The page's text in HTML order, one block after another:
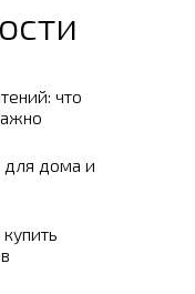
что
для дома и